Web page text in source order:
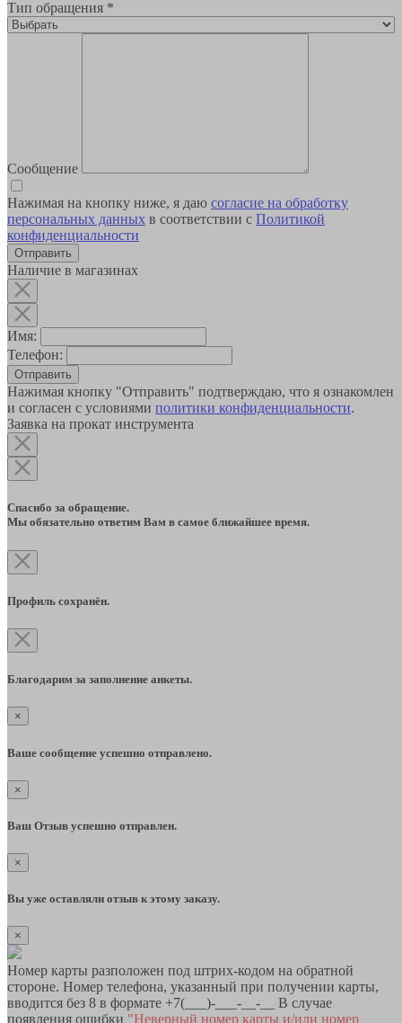
Тип обращения *
Сообщение
Нажимая на кнопку ниже, я даю согласие на обработку
персональных данных в соответствии с Политикой
конфиденциальности
Наличие в магазинах
Имя:
Телефон:
Отправить
Нажимая кнопку "Отправить" подтверждаю, что я ознакомлен
и согласен с условиями политики конфиденциальности.
Заявка на прокат инструмента
Спасибо за обращение.
Мы обязательно ответим Вам в самое ближайшее время.
Профиль сохранён.
Благодарим за заполнение анкеты.
×
Ваше сообщение успешно отправлено.
×
Ваш Отзыв успешно отправлен.
×
Вы уже оставляли отзыв к этому заказу.
×
Номер карты разположен под штрих-кодом на обратной
стороне. Номер телефона, указанный при получении карты,
вводится без 8 в формате +7(___)-___-__-__ В случае
появления ошибки "Неверный номер карты и/или номер